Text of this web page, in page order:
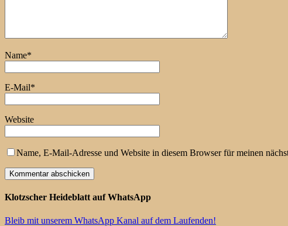
Name*
E-Mail*
Website
Name, E-Mail-Adresse und Website in diesem Browser für meinen
Klotzscher Heideblatt auf WhatsApp
Bleib mit unserem WhatsApp Kanal auf dem Laufenden!